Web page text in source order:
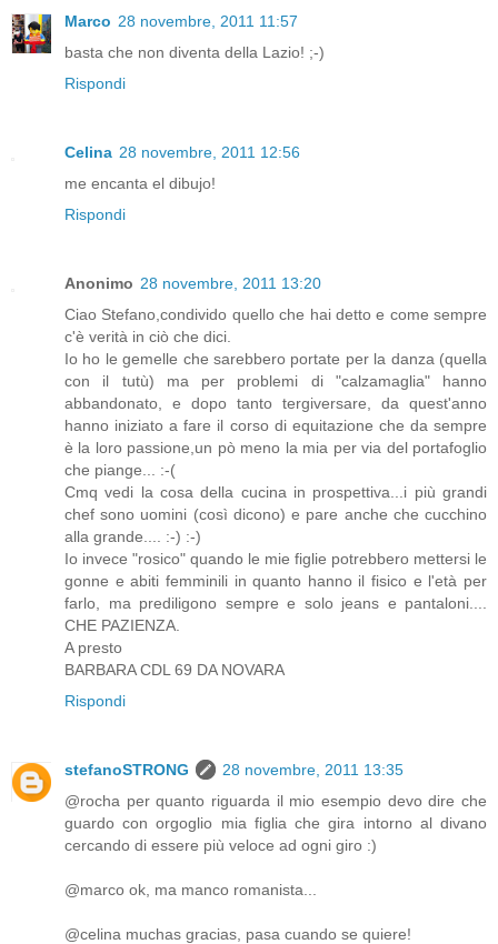
Marco 28 novembre, 2011 11:57
basta che non diventa della Lazio! ;-)
Rispondi
Celina 28 novembre, 2011 12:56
me encanta el dibujo!
Rispondi
Anonimo 28 novembre, 2011 13:20
Ciao Stefano,condivido quello che hai detto e come sempre
c'è verità in ciò che dici.
Io ho le gemelle che sarebbero portate per la danza (quella
con il tutù) ma per problemi di "calzamaglia" hanno
abbandonato, e dopo tanto tergiversare, da quest'anno
hanno iniziato a fare il corso di equitazione che da sempre
è la loro passione,un pò meno la mia per via del portafoglio
che piange... :-(
Cmq vedi la cosa della cucina in prospettiva...i più grandi
chef sono uomini (così dicono) e pare anche che cucchino
alla grande.... :-) :-)
Io invece "rosico" quando le mie figlie potrebbero mettersi le
gonne e abiti femminili in quanto hanno il fisico e l'età per
farlo, ma prediligono sempre e solo jeans e pantaloni....
CHE PAZIENZA.
A presto
BARBARA CDL 69 DA NOVARA
Rispondi
stefanoSTRONG
28 novembre, 2011 13:35
@rocha per quanto riguarda il mio esempio devo dire che
guardo con orgoglio mia figlia che gira intorno al divano
cercando di essere più veloce ad ogni giro :)
@marco ok, ma manco romanista...
@celina muchas gracias, pasa cuando se quiere!